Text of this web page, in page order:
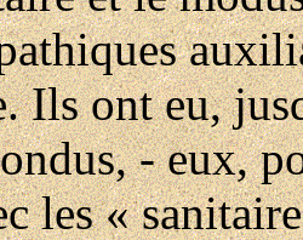
Ils ont eu,
- eux,
les «